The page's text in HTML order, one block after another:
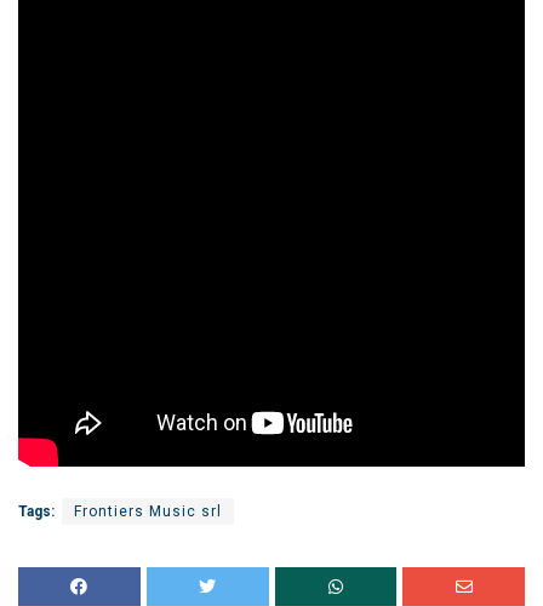
Tags: Frontiers Music srl